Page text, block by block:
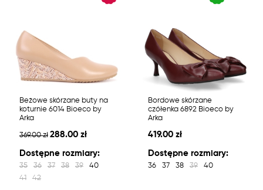
Beżowe skórzane buty na
koturnie 6014 Bioeco by
Arka
369.00 zł 288.00 zł
Dostępne rozmiary:
35 36 37 38 39
40
41
42
Bordowe skórzane
czółenka 6892 Bioeco by
Arka
419.00 zł
Dostępne rozmiary:
36 37 38 39 40